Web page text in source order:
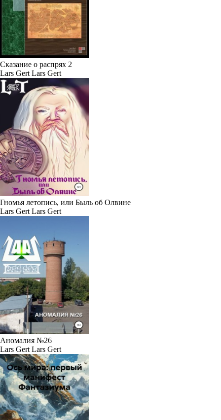
Сказание о распрях 2
Lars Gert Lars Gert
Гномья летопись, или Быль об Олвине
Lars Gert Lars Gert
Аномалия №26
Lars Gert Lars Gert